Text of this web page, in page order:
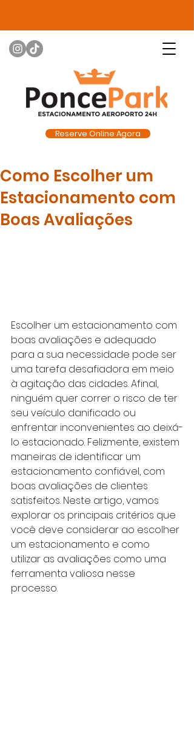
Reserve Online Agora
Como Escolher um
Estacionamento com
Boas Avaliações
Escolher um estacionamento com
boas avaliações e adequado
para a sua necessidade pode ser
uma tarefa desafiadora em meio
à agitação das cidades. Afinal,
ninguém quer correr o risco de ter
seu veículo danificado ou
enfrentar inconvenientes ao deixá-
lo estacionado. Felizmente, existem
maneiras de identificar um
estacionamento confiável, com
boas avaliações de clientes
satisfeitos. Neste artigo, vamos
explorar os principais critérios que
você deve considerar ao escolher
um estacionamento e como
utilizar as avaliações como uma
ferramenta valiosa nesse
processo.